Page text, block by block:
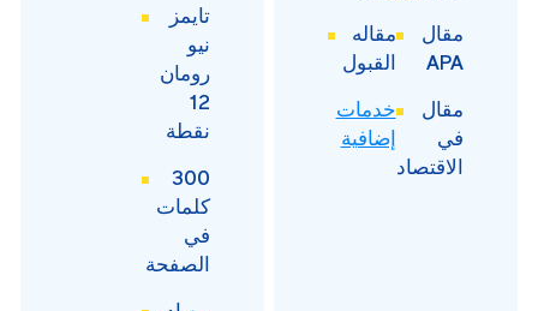
مقال
APA
مقاله
القبول
مقال
في
الاقتصاد
خدمات
إضافية
تايمز
نيو
رومان
12
نقطة
300
كلمات
في
الصفحة